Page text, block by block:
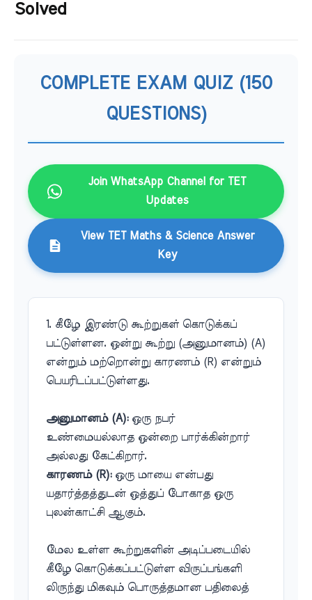
Solved
COMPLETE EXAM QUIZ (150
QUESTIONS)
Join WhatsApp Channel for TET
Updates
View TET Maths & Science Answer
Key
1. கீழே இரண்டு கூற்றுகள் கொடுக்கப்
பட்டுள்ளன. ஒன்று கூற்று (அனுமானம்) (A)
என்றும் மற்றொன்று காரணம் (R) என்றும்
பெயரிடப்பட்டுள்ளது.
அனுமானம் (A):ஒரு நபர்
உண்மையல்லாத ஒன்றை பார்க்கின்றார்
அல்லது கேட்கிறார்.
காரணம் (R):ஒரு மாயை என்பது
யதார்த்தத்துடன் ஒத்துப் போகாத ஒரு
புலன்காட்சி ஆகும்.
மேல உள்ள கூற்றுகளின் அடிப்படையில்
கீழே கொடுக்கப்பட்டுள்ள விருப்பங்களி
லிருந்து மிகவும் பொருத்தமான பதிலைத்